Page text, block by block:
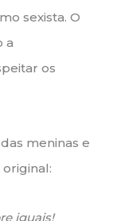
sexista. O
a
os
meninas e
iguais!